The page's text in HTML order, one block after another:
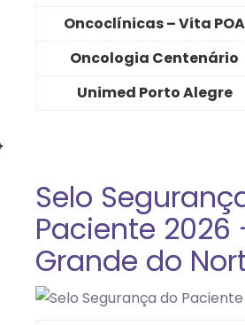
Oncoclínicas – Vita POA
Oncologia Centenário
Unimed Porto Alegre
Selo
Paciente 2026
Grande do